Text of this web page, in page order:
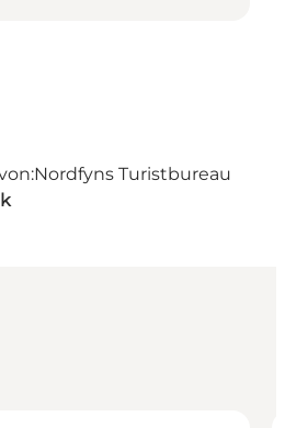
Nordfyns Turistbureau